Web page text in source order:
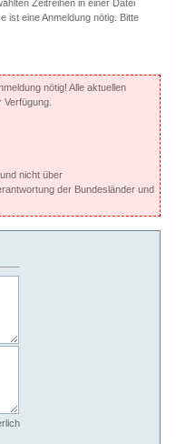
Zeitreihen in einer Datei
ist eine Anmeldung nötig. Bitte
nötig! Alle aktuellen
Verfügung.
nicht über
der Bundesländer und